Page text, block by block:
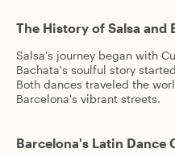
The History of Salsa and
Salsa's journey began with
Bachata's soulful story
Both dances traveled the
Barcelona's vibrant streets.
Barcelona's Latin Dance